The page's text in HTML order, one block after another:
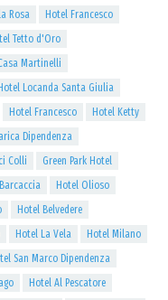
Rosa
Hotel Francesco
Tetto d'Oro
Martinelli
Hotel Locanda Santa Giulia
Hotel Francesco
Hotel Ketty
Dipendenza
Colli
Green Park Hotel
Hotel Olioso
Hotel Belvedere
Hotel La Vela
Hotel Milano
San Marco Dipendenza
Hotel Al Pescatore